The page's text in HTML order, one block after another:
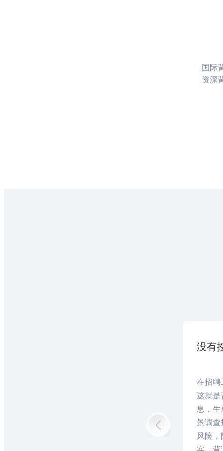
国际
资深
没有
在招聘
这就是
息，生
景调查
风险
实，背